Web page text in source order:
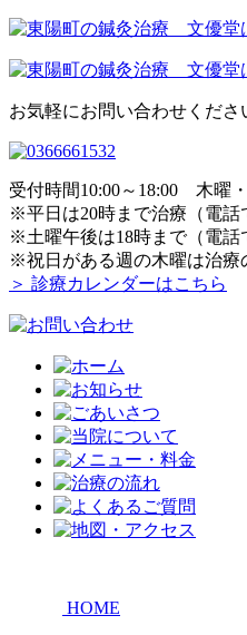
お気軽にお問い合わせくださ
受付時間10:00～18:00 木曜
※平日は20時まで治療（電話
※土曜午後は18時まで（電話
※祝日がある週の木曜は治療
＞ 診療カレンダーはこちら
HOME